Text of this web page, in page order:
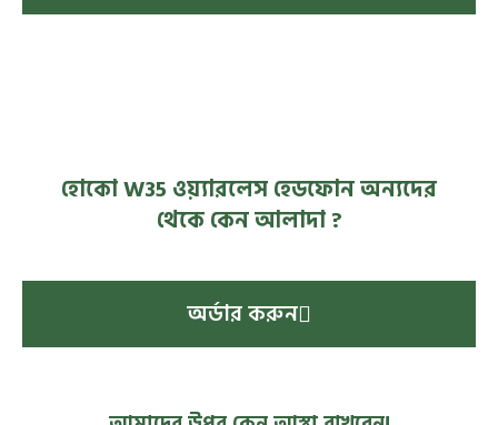
হোকো W35 ওয়্যারলেস হেডফোন অন্যদের
থেকে কেন আলাদা ?
অর্ডার করুন